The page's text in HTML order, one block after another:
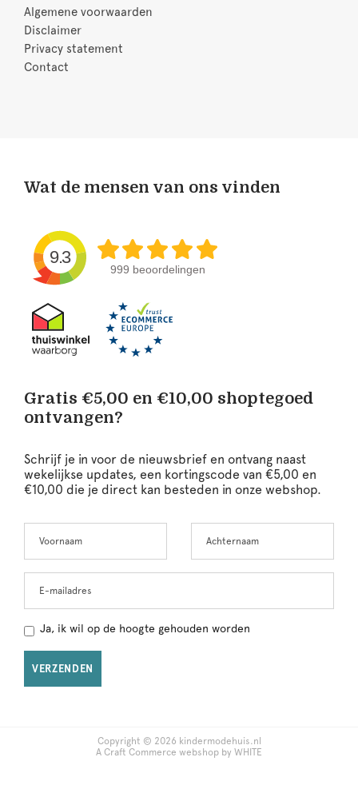
Algemene voorwaarden
Disclaimer
Privacy statement
Contact
Wat de mensen van ons vinden
9.3
999 beoordelingen
Gratis €5,00 en €10,00 shoptegoed
ontvangen?
Schrijf je in voor de nieuwsbrief en ontvang naast
wekelijkse updates, een kortingscode van €5,00 en
€10,00 die je direct kan besteden in onze webshop.
this
Ja, ik wil op de hoogte gehouden worden
VERZENDEN
Copyright © 2026 kindermodehuis.nl
A Craft Commerce webshop by WHITE